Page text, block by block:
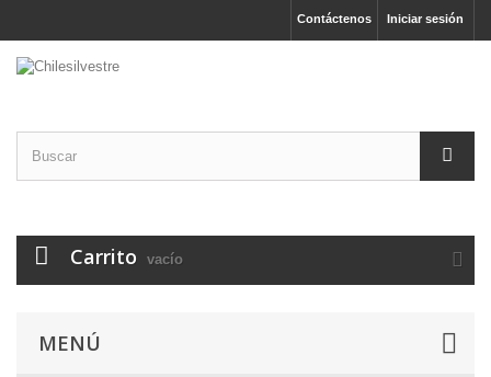
Iniciar sesión
Contáctenos
Carrito vacío
MENÚ